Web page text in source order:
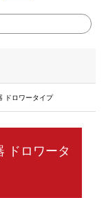
ドロワータイプ
ドロワータ